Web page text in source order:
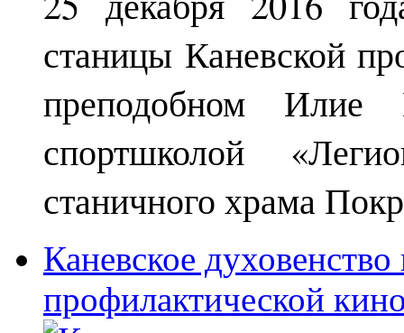
станицы Каневской
преподобном Илие
спортшколой
станичного храма
Каневское
профилактической